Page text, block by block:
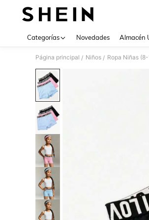
Categorías Novedades Almacén
Página principal / Niños / Ropa Niñas (8-